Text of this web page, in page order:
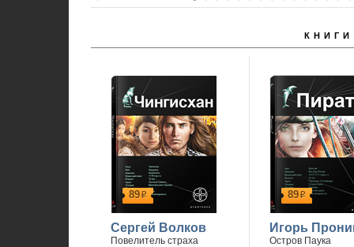
КНИГИ
89р
Сергей Волков
Повелитель страха
89р
Игорь
Остров Паука